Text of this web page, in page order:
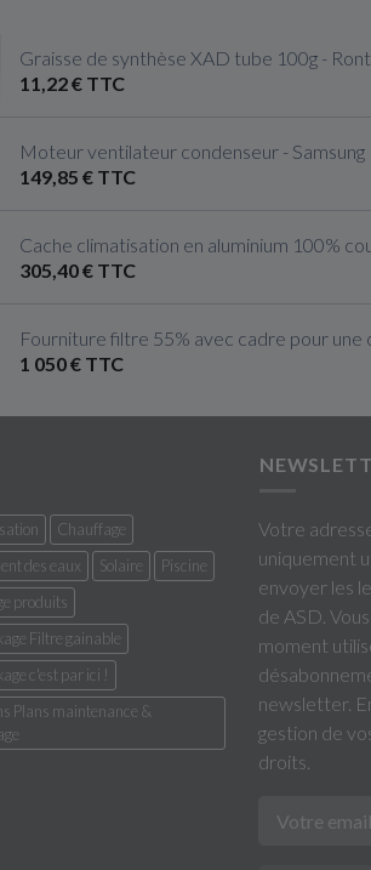
Graisse de synthèse XAD tube 100g - Ront
11,22 € TTC
Moteur ventilateur condenseur - Samsung
149,85 € TTC
Cache climatisation en aluminium 100%
305,40 € TTC
Fourniture filtre 55% avec cadre pour une
1 050 € TTC
Chauffage
des eaux
Solaire
Piscine
produits
Filtre gainable
c'est par ici !
Plans maintenance &
Votre
uniquement
envoyer les
de ASD.
moment
newsletter.
gestion de
droits